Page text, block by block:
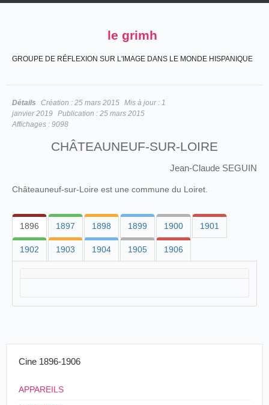
le grimh
GROUPE DE RÉFLEXION SUR L'IMAGE DANS LE MONDE HISPANIQUE
Détails Création : 25 mars 2015 Mis à jour : 1
janvier 2019 Publication : 25 mars 2015
Affichages : 9098
CHÂTEAUNEUF-SUR-LOIRE
Jean-Claude SEGUIN
Châteauneuf-sur-Loire est une commune du Loiret.
1896 1897 1898 1899 1900 1901
1902 1903 1904 1905 1906
Cine 1896-1906
APPAREILS